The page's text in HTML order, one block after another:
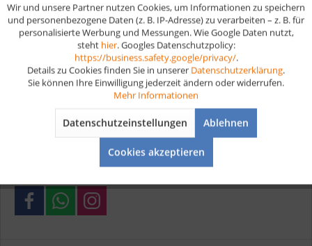
Merken
Artikel-Nr.: HB202
Kostenloser Versand ab € 35,- Bestellwert
Verschiedene Zahlungsmöglichkeiten
Funktionale Aktiv
Aktiv
Wir und unsere Partner nutzen Cookies, um Informationen zu speichern
und personenbezogene Daten (z. B. IP-Adresse) zu verarbeiten – z. B. für
personalisierte Werbung und Messungen. Wie Google Daten nutzt,
steht hier. Googles Datenschutzpolicy:
https://business.safety.google/privacy/.
Details zu Cookies finden Sie in unserer Datenschutzerklärung.
Sie können Ihre Einwilligung jederzeit ändern oder widerrufen.
Mehr Informationen
Datenschutzeinstellungen Ablehnen
Cookies akzeptieren